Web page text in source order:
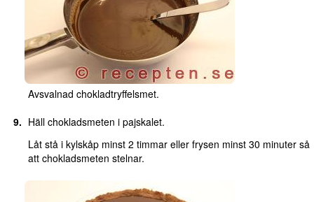
Avsvalnad chokladtryffelsmet.
Häll chokladsmeten i pajskalet.
Låt stå i kylskåp minst 2 timmar eller frysen minst 30 minuter så
att chokladsmeten stelnar.